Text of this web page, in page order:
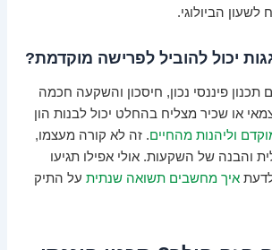
הביולוגי.
יכול להוביל לפרישה מוקדמת?
פיננסי נכון, חיסכון והשקעה חכמה
או שכיר מצליח בהחלט יכול לבנות הון
וליהנות מהחיים. זה לא קורה מעצמו,
והבנה של השקעות. אולי אפילו תגיעו
איך מחשבים תשואה שנתית על התיק